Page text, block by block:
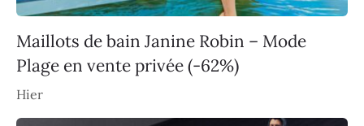
Maillots de bain Janine Robin – Mode
Plage en vente privée (-62%)
Hier